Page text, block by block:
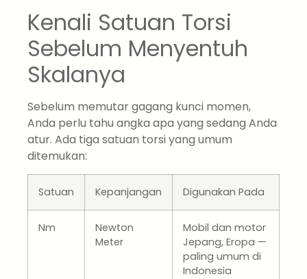
Kenali Satuan Torsi
Sebelum Menyentuh
Skalanya
Sebelum memutar gagang kunci momen,
Anda perlu tahu angka apa yang sedang Anda
atur. Ada tiga satuan torsi yang umum
ditemukan:
Satuan Kepanjangan Digunakan Pada
Nm
Newton
Meter
Mobil dan motor
Jepang, Eropa —
paling umum di
Indonesia